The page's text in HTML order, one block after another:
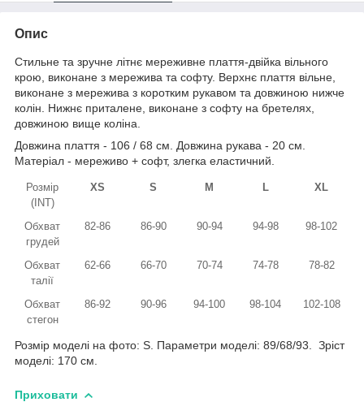
Опис
Стильне та зручне літнє мереживне плаття-двійка вільного
крою, виконане з мережива та софту. Верхнє плаття вільне,
виконане з мережива з коротким рукавом та довжиною нижче
колін. Нижнє приталене, виконане з софту на бретелях,
довжиною вище коліна.
Довжина плаття - 106 / 68 см. Довжина рукава - 20 см.
Матеріал - мереживо + софт, злегка еластичний.
Розмір
(INT)
XS S M L XL
Обхват
грудей
82-86 86-90 90-94 94-98 98-102
Обхват
талії
62-66 66-70 70-74 74-78 78-82
Обхват
стегон
86-92 90-96 94-100 98-104 102-108
Розмір моделі на фото: S. Параметри моделі: 89/68/93. Зріст
моделі: 170 см.
Приховати